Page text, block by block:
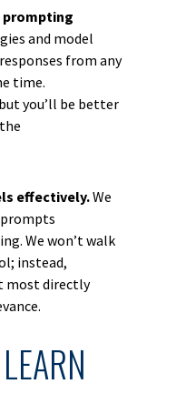
prompting
and model
from any
time.
you’ll be better
effectively.We
prompts
We won’t walk
instead,
most directly